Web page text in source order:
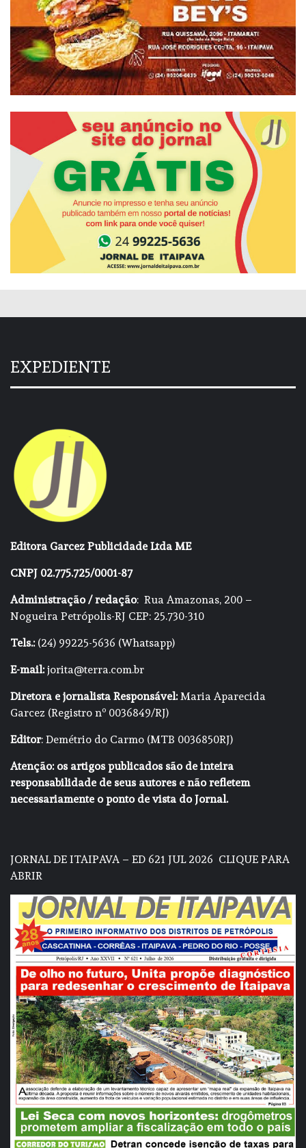
EXPEDIENTE
Editora Garcez Publicidade Ltda ME
CNPJ 02.775.725/0001-87
Administração / redação: Rua Amazonas, 200 –
Nogueira Petrópolis-RJ CEP: 25.730-310
Tels.:(24) 99225-5636 (Whatsapp)
E-mail:jorita@terra.com.br
Diretora e jornalista Responsável:Maria Aparecida
Garcez (Registro nº 0036849/RJ)
Editor: Demétrio do Carmo (MTB 0036850RJ)
Atenção: os artigos publicados são de inteira
responsabilidade de seus autores e não refletem
necessariamente o ponto de vista do Jornal.
JORNAL DE ITAIPAVA – ED 621 JUL 2026 CLIQUE PARA
ABRIR